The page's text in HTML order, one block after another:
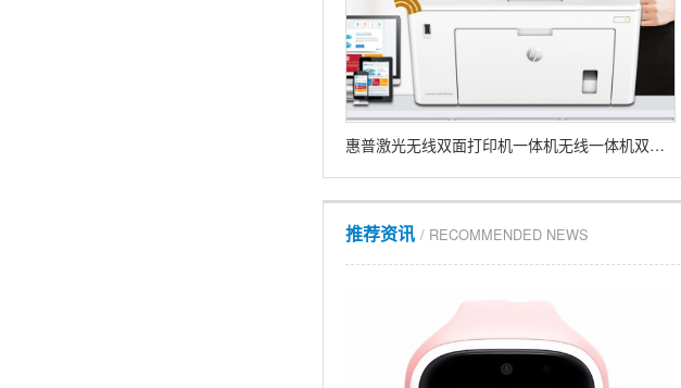
惠普激光无线双面打印机一体机无线一体机双面打印机
推荐资讯 / RECOMMENDED NEWS